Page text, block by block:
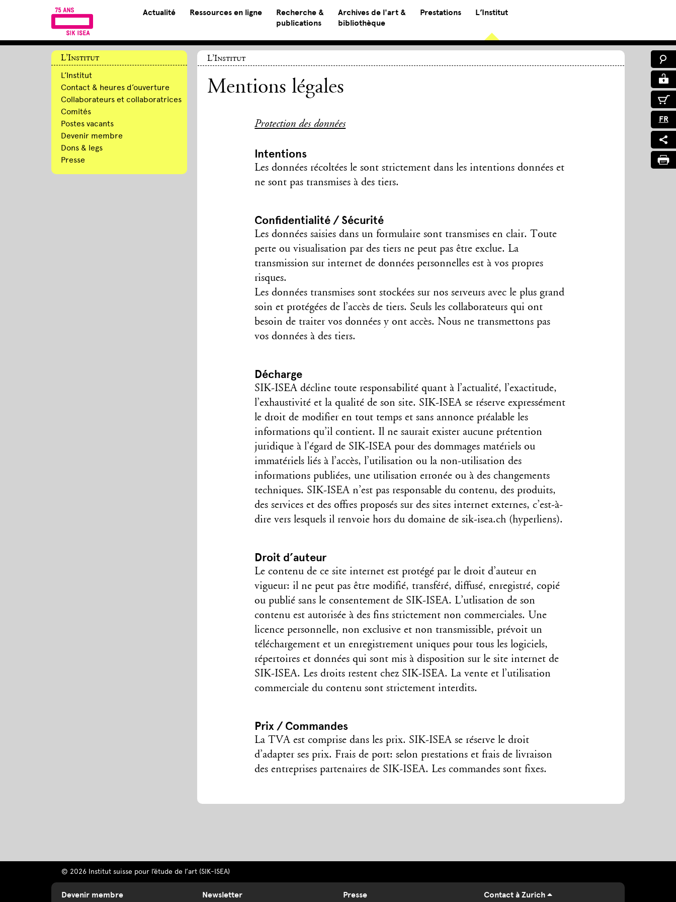
Actualité Ressources en ligne
Recherche &
publications
Archives de l'art &
bibliothèque
Prestations L’Institut
FR
L’Institut
L’Institut
Contact & heures d’ouverture
Collaborateurs et collaboratrices
Comités
Postes vacants
Devenir membre
Dons & legs
Presse
L’Institut
Mentions légales
Protection des données
Intentions
Les données récoltées le sont strictement dans les intentions données et
ne sont pas transmises à des tiers.
Confidentialité / Sécurité
Les données saisies dans un formulaire sont transmises en clair. Toute
perte ou visualisation par des tiers ne peut pas être exclue. La
transmission sur internet de données personnelles est à vos propres
risques.
Les données transmises sont stockées sur nos serveurs avec le plus grand
soin et protégées de l’accès de tiers. Seuls les collaborateurs qui ont
besoin de traiter vos données y ont accès. Nous ne transmettons pas
vos données à des tiers.
Décharge
SIK-ISEA décline toute responsabilité quant à l’actualité, l’exactitude,
l’exhaustivité et la qualité de son site. SIK-ISEA se réserve expressément
le droit de modifier en tout temps et sans annonce préalable les
informations qu’il contient. Il ne saurait exister aucune prétention
juridique à l’égard de SIK-ISEA pour des dommages matériels ou
immatériels liés à l’accès, l’utilisation ou la non-utilisation des
informations publiées, une utilisation erronée ou à des changements
techniques. SIK-ISEA n’est pas responsable du contenu, des produits,
des services et des offres proposés sur des sites internet externes, c’est-à-
dire vers lesquels il renvoie hors du domaine de sik-isea.ch (hyperliens).
Droit d’auteur
Le contenu de ce site internet est protégé par le droit d’auteur en
vigueur: il ne peut pas être modifié, transféré, diffusé, enregistré, copié
ou publié sans le consentement de SIK-ISEA. L’utlisation de son
contenu est autorisée à des fins strictement non commerciales. Une
licence personnelle, non exclusive et non transmissible, prévoit un
téléchargement et un enregistrement uniques pour tous les logiciels,
répertoires et données qui sont mis à disposition sur le site internet de
SIK-ISEA. Les droits restent chez SIK-ISEA. La vente et l’utilisation
commerciale du contenu sont strictement interdits.
Prix / Commandes
La TVA est comprise dans les prix. SIK-ISEA se réserve le droit
d’adapter ses prix. Frais de port: selon prestations et frais de livraison
des entreprises partenaires de SIK-ISEA. Les commandes sont fixes.
© 2026 Institut suisse pour l’étude de l’art (SIK-ISEA)
Devenir membre Newsletter Presse Contact à Zurich